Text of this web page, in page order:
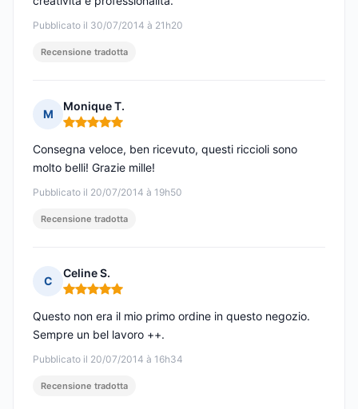
Pubblicato il 30/07/2014 à 21h20
Recensione tradotta
M
Monique T.
Nota: 5 su 5
Pubblicato il 20/07/2014 à 19h50
Consegna veloce, ben ricevuto, questi riccioli sono
molto belli! Grazie mille!
Recensione tradotta
C
Celine S.
Nota: 5 su 5
Pubblicato il 20/07/2014 à 16h34
Questo non era il mio primo ordine in questo negozio.
Sempre un bel lavoro ++.
Recensione tradotta